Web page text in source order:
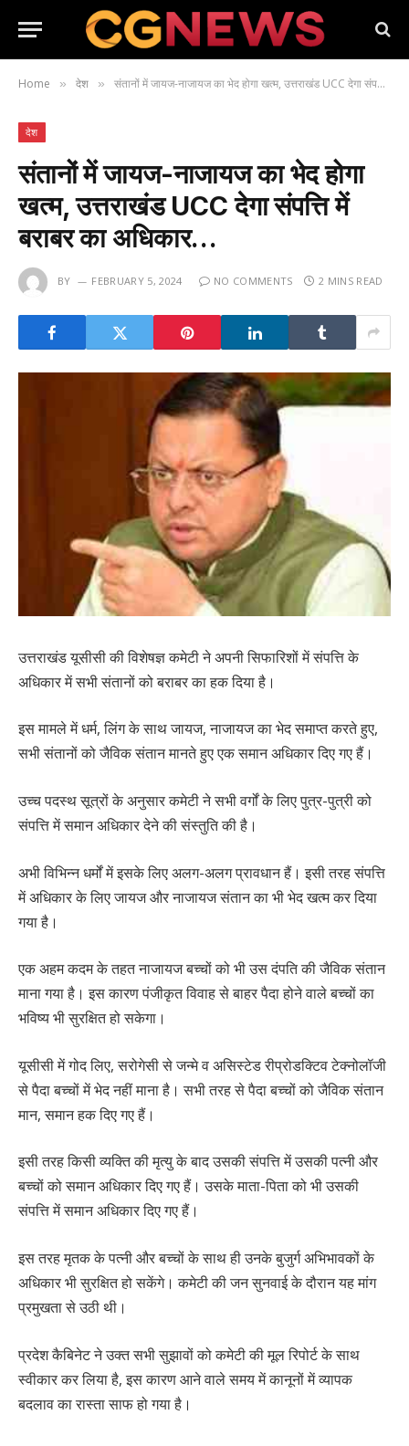
Home » देश » संतानों में जायज-नाजायज का भेद होगा खत्म, उत्तराखंड UCC देगा संपत्ति में बराबर का अधिकार…
देश
संतानों में जायज-नाजायज का भेद होगा
खत्म, उत्तराखंड UCC देगा संपत्ति में
बराबर का अधिकार…
BY FEBRUARY 5, 2024 NO COMMENTS 2 MINS READ
उत्तराखंड यूसीसी की विशेषज्ञ कमेटी ने अपनी सिफारिशों में संपत्ति के
अधिकार में सभी संतानों को बराबर का हक दिया है।
इस मामले में धर्म, लिंग के साथ जायज, नाजायज का भेद समाप्त करते हुए,
सभी संतानों को जैविक संतान मानते हुए एक समान अधिकार दिए गए हैं।
उच्च पदस्थ सूत्रों के अनुसार कमेटी ने सभी वर्गों के लिए पुत्र-पुत्री को
संपत्ति में समान अधिकार देने की संस्तुति की है।
अभी विभिन्न धर्मों में इसके लिए अलग-अलग प्रावधान हैं। इसी तरह संपत्ति
में अधिकार के लिए जायज और नाजायज संतान का भी भेद खत्म कर दिया
गया है।
एक अहम कदम के तहत नाजायज बच्चों को भी उस दंपति की जैविक संतान
माना गया है। इस कारण पंजीकृत विवाह से बाहर पैदा होने वाले बच्चों का
भविष्य भी सुरक्षित हो सकेगा।
यूसीसी में गोद लिए, सरोगेसी से जन्मे व असिस्टेड रीप्रोडक्टिव टेक्नोलॉजी
से पैदा बच्चों में भेद नहीं माना है। सभी तरह से पैदा बच्चों को जैविक संतान
मान, समान हक दिए गए हैं।
इसी तरह किसी व्यक्ति की मृत्यु के बाद उसकी संपत्ति में उसकी पत्नी और
बच्चों को समान अधिकार दिए गए हैं। उसके माता-पिता को भी उसकी
संपत्ति में समान अधिकार दिए गए हैं।
इस तरह मृतक के पत्नी और बच्चों के साथ ही उनके बुजुर्ग अभिभावकों के
अधिकार भी सुरक्षित हो सकेंगे। कमेटी की जन सुनवाई के दौरान यह मांग
प्रमुखता से उठी थी।
प्रदेश कैबिनेट ने उक्त सभी सुझावों को कमेटी की मूल रिपोर्ट के साथ
स्वीकार कर लिया है, इस कारण आने वाले समय में कानूनों में व्यापक
बदलाव का रास्ता साफ हो गया है।